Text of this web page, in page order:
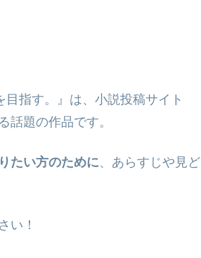
目指す。』は、小説投稿サイト
話題の作品です。
たい方のために、あらすじや見ど
い！